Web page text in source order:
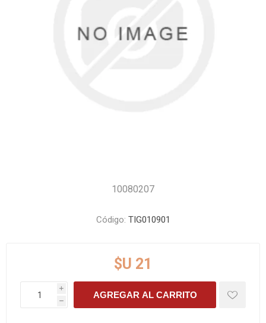
10080207
Código: TIG010901
$U 21
i
h
AGREGAR AL CARRITO